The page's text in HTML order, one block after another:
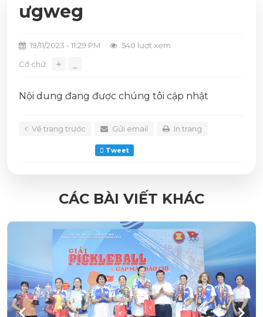
ưgweg
19/11/2023 - 11:29 PM
540 lượt xem
Cỡ chữ
＋
Nội dung đang được chúng tôi cập nhật
Về trang trước Gửi email In trang
Tweet
CÁC BÀI VIẾT KHÁC